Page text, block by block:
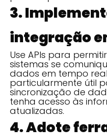
3.
integração
Use APIs para
sistemas se
dados em tempo
particularmente útil
sincronização de
tenha acesso às
atualizadas.
4. Adote